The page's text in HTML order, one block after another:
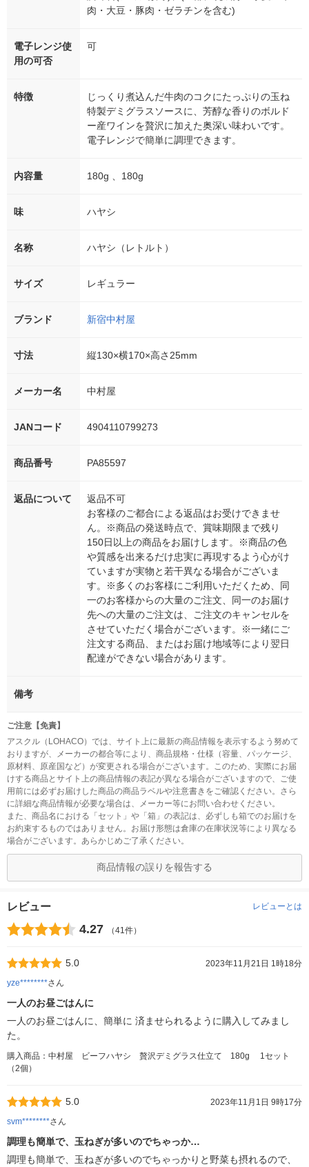
肉・大豆・豚肉・ゼラチンを含む)
電子レンジ使
用の可否
可
特徴
じっくり煮込んだ牛肉のコクにたっぷりの玉ね
特製デミグラスソースに、芳醇な香りのボルド
ー産ワインを贅沢に加えた奥深い味わいです。
電子レンジで簡単に調理できます。
内容量 180g 、180g
味 ハヤシ
名称 ハヤシ（レトルト）
サイズ レギュラー
ブランド 新宿中村屋
寸法 縦130×横170×高さ25mm
メーカー名 中村屋
JANコード 4904110799273
商品番号 PA85597
返品について
返品不可
お客様のご都合による返品はお受けできませ
ん。※商品の発送時点で、賞味期限まで残り
150日以上の商品をお届けします。※商品の色
や質感を出来るだけ忠実に再現するよう心がけ
ていますが実物と若干異なる場合がございま
す。※多くのお客様にご利用いただくため、同
一のお客様からの大量のご注文、同一のお届け
先への大量のご注文は、ご注文のキャンセルを
させていただく場合がございます。※一緒にご
注文する商品、またはお届け地域等により翌日
配達ができない場合があります。
備考
ご注意【免責】
アスクル（LOHACO）では、サイト上に最新の商品情報を表示するよう努めて
おりますが、メーカーの都合等により、商品規格・仕様（容量、パッケージ、
原材料、原産国など）が変更される場合がございます。このため、実際にお届
けする商品とサイト上の商品情報の表記が異なる場合がございますので、ご使
用前には必ずお届けした商品の商品ラベルや注意書きをご確認ください。さら
に詳細な商品情報が必要な場合は、メーカー等にお問い合わせください。
また、商品名における「セット」や「箱」の表記は、必ずしも箱でのお届けを
お約束するものではありません。お届け形態は倉庫の在庫状況等により異なる
場合がございます。あらかじめご了承ください。
商品情報の誤りを報告する
レビュー レビューとは
4.27 （41件）
5.0
2023年11月21日 1時18分
yze********さん
一人のお昼ごはんに
一人のお昼ごはんに、簡単に 済ませられるように購入してみまし
た。
購入商品：中村屋 ビーフハヤシ 贅沢デミグラス仕立て 180g 1セット
（2個）
5.0
2023年11月1日 9時17分
svm********さん
調理も簡単で、玉ねぎが多いのでちゃっか…
調理も簡単で、玉ねぎが多いのでちゃっかりと野菜も摂れるので、